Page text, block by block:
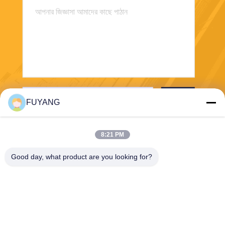
FUYANG
8:21 PM
Good day, what product are you looking for?